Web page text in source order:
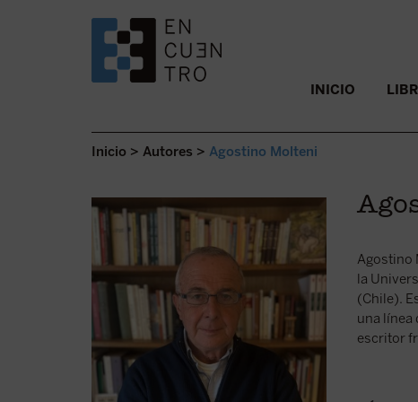
SALTAR AL CONTENIDO. INICIO
Inicio > Autores > Agostino Molteni
Agostino
la
(Chile).
una línea
escritor